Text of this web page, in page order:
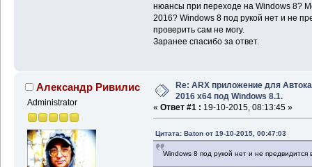
нюансы при переходе на Windows 8?
2016? Windows 8 под рукой нет и не
проверить сам не могу.
Заранее спасибо за ответ.
Александр Ривилис
Administrator
Re: ARX приложение для
2016 x64 под Windows 8.1.
« Ответ #1 : 19-10-2015, 08:13:45 »
Цитата: Baton от 19-10-2015, 00:47:03
Windows 8 под рукой нет и не